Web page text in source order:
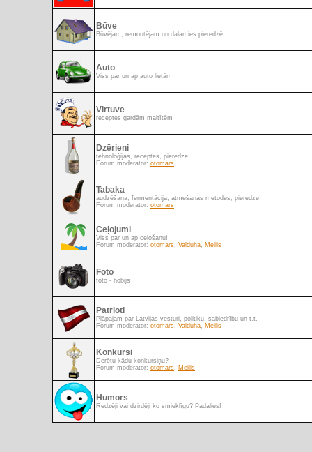
Būve
Būvējam, remontējam un dalamies pieredzē
Auto
Viss par un ap auto lietām
Virtuve
receptes gardām maltītēm
Dzērieni
tehnoloģijas, receptes, pieredze
Forum moderator: otomars
Tabaka
audzēšana, fermentācija, atmešanas metodes, pieredze
Forum moderator: otomars
Ceļojumi
Viss par un ap ceļošanu!
Forum moderator: otomars, Valduha, Meilis
Foto
foto - hobijs
Patrioti
Pļāpajam par Latvijas vesturi, politiku, sabiedrību un t.t.
Forum moderator: otomars, Valduha, Meilis
Konkursi
Derētu kādu konkursiņu?
Forum moderator: otomars, Meilis
Humors
Redzēji vai dzirdēji ko smieklīgu? Padalies!